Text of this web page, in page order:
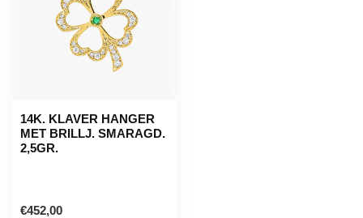
14K. KLAVER HANGER
MET BRILLJ. SMARAGD.
2,5GR.
€452,00